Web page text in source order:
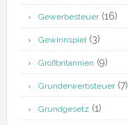
Gewerbesteuer(16)
Gewinnspiel(3)
Großbritannien (9)
Grunderwerbsteuer(7)
Grundgesetz (1)